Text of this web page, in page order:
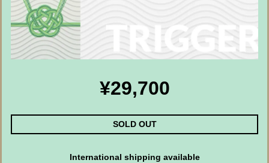
¥29,700
SOLD OUT
International shipping available